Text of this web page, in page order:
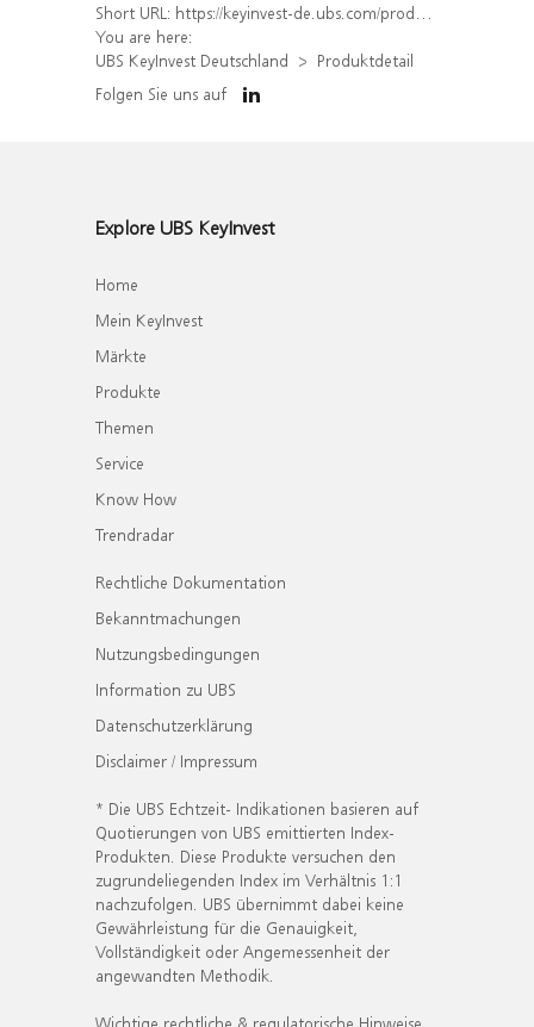
Short URL: https://keyinvest-de.ubs.com/produkt/detail/index/isin/DE000WA40KD8
You are here:
UBS KeyInvest Deutschland
Produktdetail
Folgen Sie uns auf
Explore UBS KeyInvest
Home
Mein KeyInvest
Märkte
Produkte
Themen
Service
Know How
Trendradar
Rechtliche Dokumentation
Bekanntmachungen
Nutzungsbedingungen
Information zu UBS
Datenschutzerklärung
Disclaimer / Impressum
* Die UBS Echtzeit- Indikationen basieren auf
Quotierungen von UBS emittierten Index-
Produkten. Diese Produkte versuchen den
zugrundeliegenden Index im Verhältnis 1:1
nachzufolgen. UBS übernimmt dabei keine
Gewährleistung für die Genauigkeit,
Vollständigkeit oder Angemessenheit der
angewandten Methodik.